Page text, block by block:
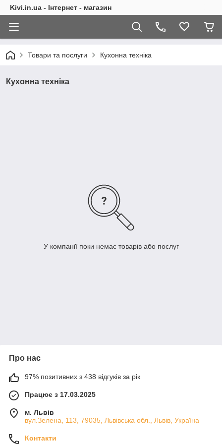
Kivi.in.ua - Інтернет - магазин
Товари та послуги Кухонна техніка
Кухонна техніка
У компанії поки немає товарів або послуг
Про нас
97% позитивних з 438 відгуків за рік
Працює з 17.03.2025
м. Львів
вул.Зелена, 113, 79035, Львівська обл., Львів, Україна
Контакти